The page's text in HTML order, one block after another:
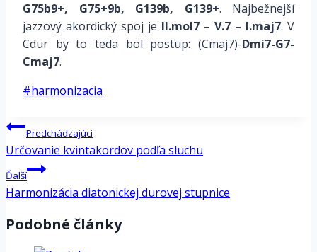
G75b9+, G75+9b, G139b, G139+. Najbežnejší
jazzový akordický spoj je II.mol7 – V.7 – I.maj7. V
Cdur by to teda bol postup: (Cmaj7)-Dmi7-G7-
Cmaj7.
Post
#harmonizacia
Navigácia
v
článku
Predchádzajúci
Určovanie kvintakordov podľa sluchu
Ďalší
Harmonizácia diatonickej durovej stupnice
Podobné články